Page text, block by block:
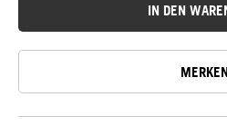
IN DEN